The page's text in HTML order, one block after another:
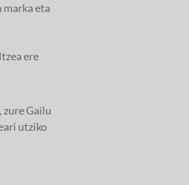
eta
ere
zure Gailu
utziko